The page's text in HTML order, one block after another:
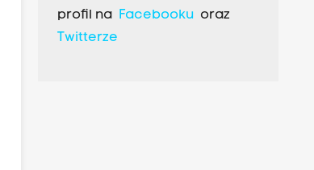
profil na Facebookuoraz
Twitterze